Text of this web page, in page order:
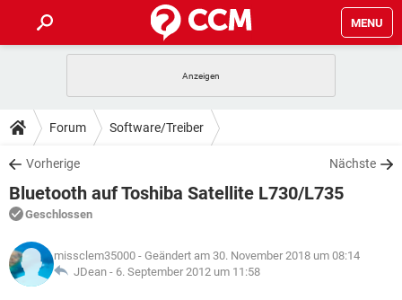
MENU
ANDROID IOS
WINDOWS 10
WHATSAPP TIKTOK
FACEBOOK
TIPPS & TRICKS
SPIELE
WINDOWS 10
WHATSAPP
FACEBOOK HARDWARE
DOWNLOADS
SPIELE STREAMING
ANDROID
WINDOWS 10 INSTAGRAM
WHATSAPP
FORUM
SPIELE
ANDROID IOS
LEXIKON
SPIELE
Forum Software/Treiber
Vorherige Nächste
Bluetooth auf Toshiba Satellite L730/L735
Geschlossen
missclem35000 - Geändert am 30. November 2018 um 08:14
JDean - 6. September 2012 um 11:58